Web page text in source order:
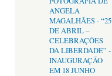
ANGELA
MAGALHÃES - “25
DE ABRIL –
CELEBRAÇÕES
DA LIBERDADE” -
INAUGURAÇÃO
EM 18 JUNHO